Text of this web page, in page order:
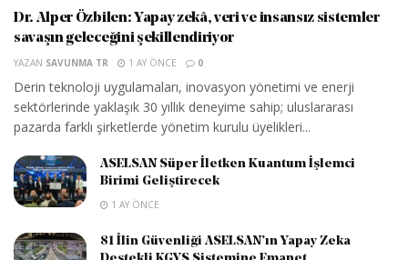
Dr. Alper Özbilen: Yapay zekâ, veri ve insansız sistemler
savaşın geleceğini şekillendiriyor
YAZAN SAVUNMA TR 1 AY ÖNCE 0
Derin teknoloji uygulamaları, inovasyon yönetimi ve enerji
sektörlerinde yaklaşık 30 yıllık deneyime sahip; uluslararası
pazarda farklı şirketlerde yönetim kurulu üyelikleri...
ASELSAN Süper İletken Kuantum İşlemci
Birimi Geliştirecek
1 AY ÖNCE
81 İlin Güvenliği ASELSAN’ın Yapay Zeka